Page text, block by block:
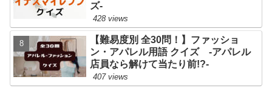
ズ-
428 views
【難易度別 全30問！】ファッショ
ン・アパレル用語 クイズ -アパレル
店員なら解けて当たり前!?-
407 views